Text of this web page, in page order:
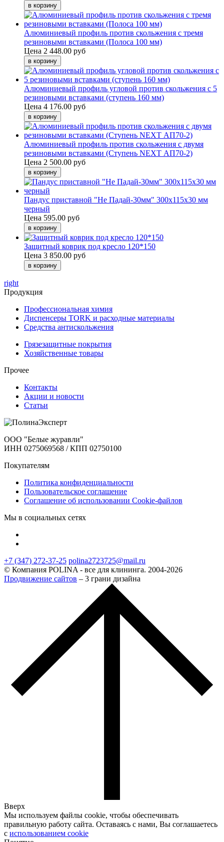
Алюминиевый профиль против скольжения с тремя
резиновыми вставками (Полоса 100 мм)
Цена 2 448.00 руб
Алюминиевый профиль угловой против скольжения с 5
резиновыми вставками (ступень 160 мм)
Цена 4 176.00 руб
Алюминиевый профиль против скольжения с двумя
резиновыми вставками (Ступень NEXT АП70-2)
Цена 2 500.00 руб
Пандус приставной "Не Падай-30мм" 300х115х30 мм
черный
Цена 595.00 руб
Защитный коврик под кресло 120*150
Цена 3 850.00 руб
right
Продукция
Профессиональная химия
Диспенсеры TORK и расходные материалы
Cредства антискольжения
Грязезащитные покрытия
Хозяйственные товары
Прочее
Контакты
Акции и новости
Статьи
ООО "Белые журавли"
ИНН 0275069568 / КПП 02750100
Покупателям
Политика конфиденциальности
Пользовательское соглашение
Соглашение об использовании Cookie-файлов
Мы в социальных сетях
+7 (347) 272-37-25 polina2723725@mail.ru
© Компания POLINA - все для клининга. 2004-2026
Продвижение сайтов – 3 грани дизайна
Вверх
Мы используем файлы cookie, чтобы обеспечивать
правильную работу сайта. Оставаясь с нами, Вы соглашаетесь
с использованием cookie